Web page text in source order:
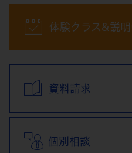
体験クラス&説
資料請求
個別相談